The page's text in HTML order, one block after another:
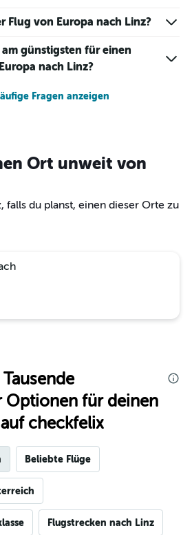
Flug von Europa nach Linz?
günstigsten für einen
nach Linz?
Fragen anzeigen
Ort unweit von
falls du planst, einen dieser Orte zu
Optionen für deinen
checkfelix
Beliebte Flüge
Flugstrecken nach Linz